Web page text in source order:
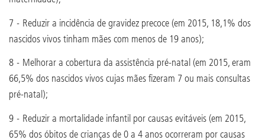
7 - Reduzir a incidência de gravidez precoce (em 2015, 18,1% dos
nascidos vivos tinham mães com menos de 19 anos);
8 - Melhorar a cobertura da assistência pré-natal (em 2015, eram
66,5% dos nascidos vivos cujas mães fizeram 7 ou mais consultas
pré-natal);
9 - Reduzir a mortalidade infantil por causas evitáveis (em 2015,
65% dos óbitos de crianças de 0 a 4 anos ocorreram por causas